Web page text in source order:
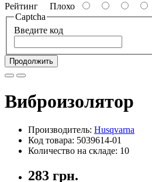
Рейтинг Плохо
Captcha
Введите код
Продолжить
Виброизолятор
Производитель: Husqvarna
Код товара: 5039614-01
Количество на складе: 10
283 грн.